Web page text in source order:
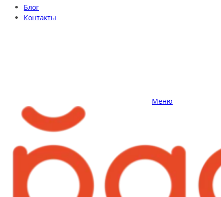
Блог
Контакты
Меню